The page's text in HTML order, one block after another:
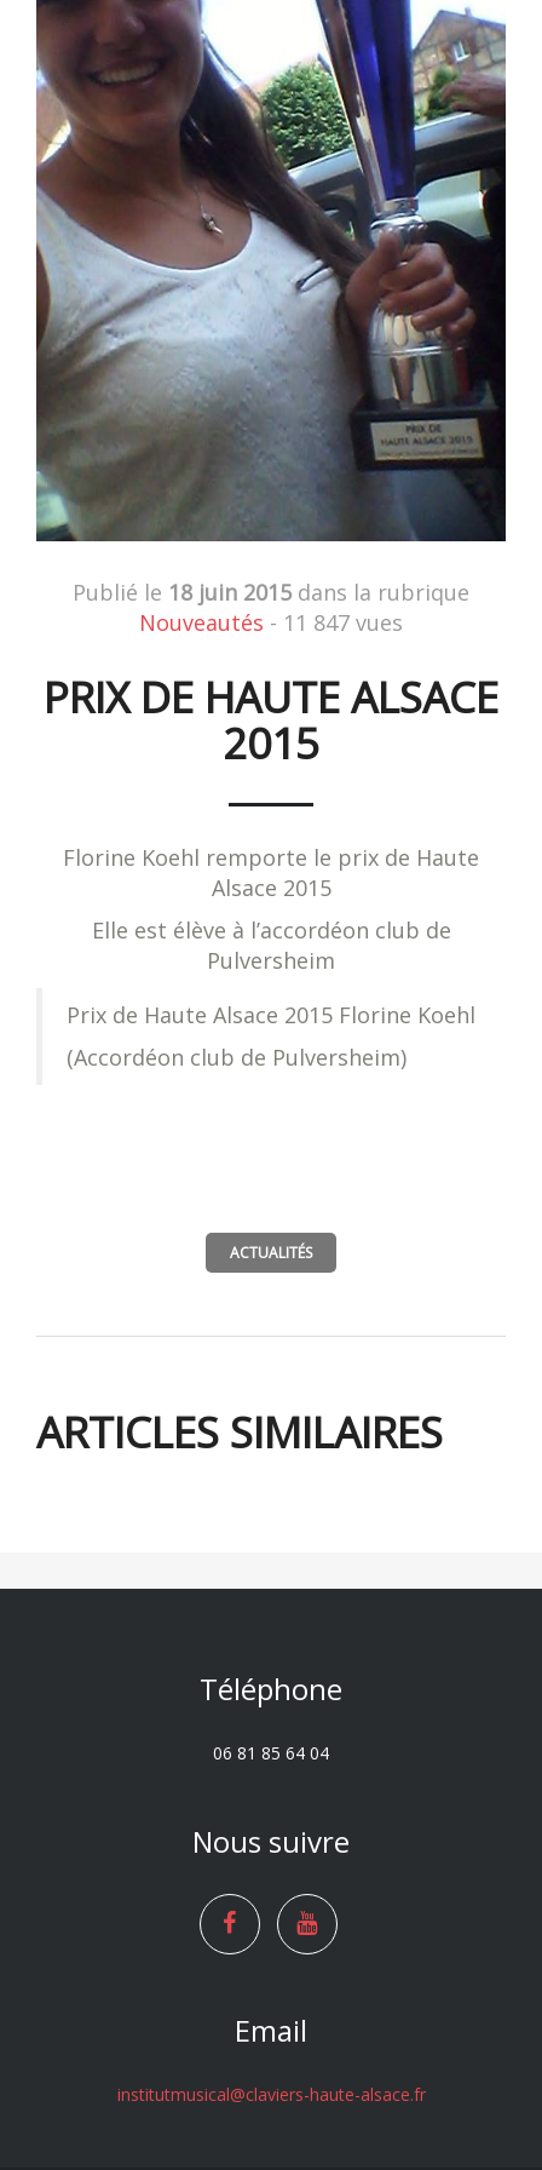
Publié le 18 juin 2015dans la rubrique
Nouveautés - 11 847 vues
PRIX DE HAUTE ALSACE
2015
Florine Koehl remporte le prix de Haute
Alsace 2015
Elle est élève à l’accordéon club de
Pulversheim
Prix de Haute Alsace 2015 Florine Koehl
(Accordéon club de Pulversheim)
ACTUALITÉS
ARTICLES SIMILAIRES
Téléphone
06 81 85 64 04
Nous suivre
Email
institutmusical@claviers-haute-alsace.fr